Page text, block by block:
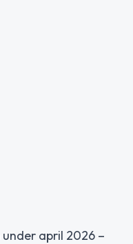
april 2026 –